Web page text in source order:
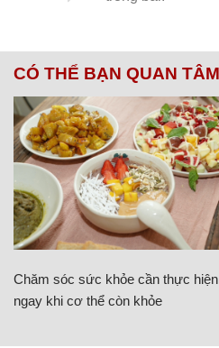
CÓ THỂ BẠN QUAN TÂM
Chăm sóc sức khỏe cần thực hiện
ngay khi cơ thể còn khỏe